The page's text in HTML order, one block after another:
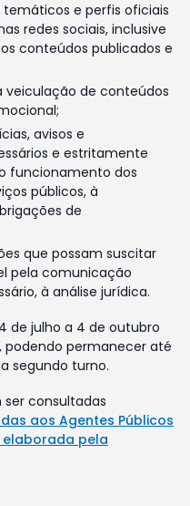
e perfis oficiais
redes sociais, inclusive
conteúdos publicados e
veiculação de conteúdos
avisos e
e estritamente
funcionamento dos
públicos, à
de
que possam suscitar
pela comunicação
à análise jurídica.
de julho a 4 de outubro
podendo permanecer até
segundo turno.
consultadas
aos Agentes Públicos
elaborada pela